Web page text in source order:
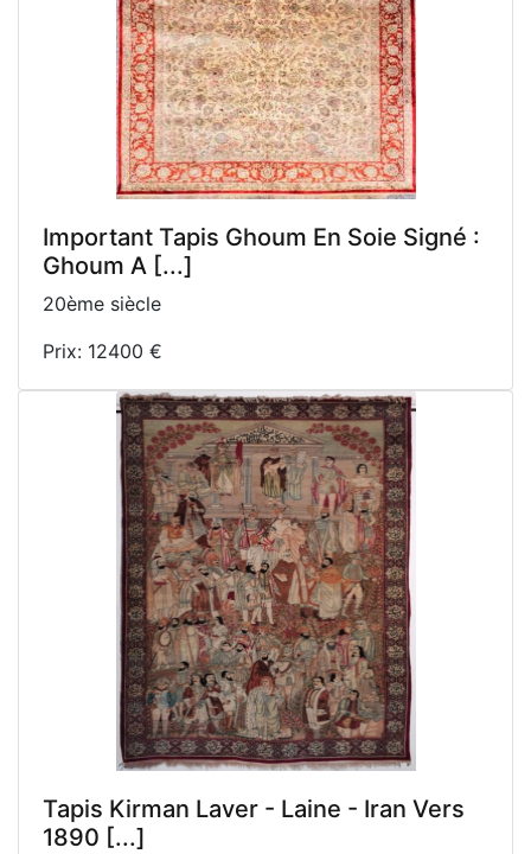
Important Tapis Ghoum En Soie Signé :
Ghoum A [...]
20ème siècle
Prix: 12400 €
Tapis Kirman Laver - Laine - Iran Vers
1890 [...]